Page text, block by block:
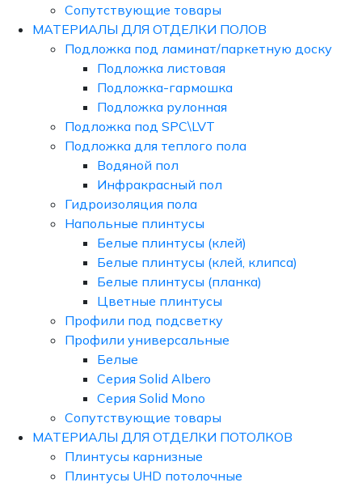
Сопутствующие товары
МАТЕРИАЛЫ ДЛЯ ОТДЕЛКИ ПОЛОВ
Подложка под ламинат/паркетную доску
Подложка листовая
Подложка-гармошка
Подложка рулонная
Подложка под SPC\LVT
Подложка для теплого пола
Водяной пол
Инфракрасный пол
Гидроизоляция пола
Напольные плинтусы
Белые плинтусы (клей)
Белые плинтусы (клей, клипса)
Белые плинтусы (планка)
Цветные плинтусы
Профили под подсветку
Профили универсальные
Белые
Серия Solid Albero
Серия Solid Mono
Сопутствующие товары
МАТЕРИАЛЫ ДЛЯ ОТДЕЛКИ ПОТОЛКОВ
Плинтусы карнизные
Плинтусы UHD потолочные